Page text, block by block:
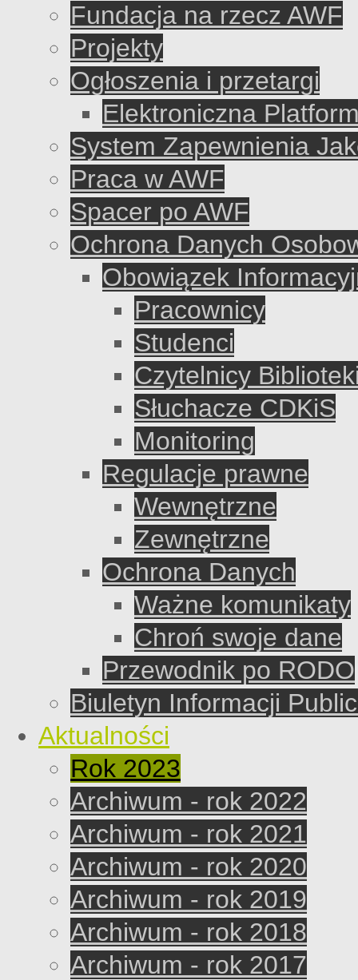
Fundacja na rzecz AWF
Projekty
Ogłoszenia i przetargi
Elektroniczna
System Zapewnienia
Praca w AWF
Spacer po AWF
Ochrona Danych
Obowiązek
Pracownicy
Studenci
Czytelnicy
Słuchacze CDKiS
Monitoring
Regulacje prawne
Wewnętrzne
Zewnętrzne
Ochrona Danych
Ważne komunikaty
Chroń swoje dane
Przewodnik po RODO
Biuletyn Informacji
Aktualności
Rok 2023
Archiwum - rok 2022
Archiwum - rok 2021
Archiwum - rok 2020
Archiwum - rok 2019
Archiwum - rok 2018
Archiwum - rok 2017